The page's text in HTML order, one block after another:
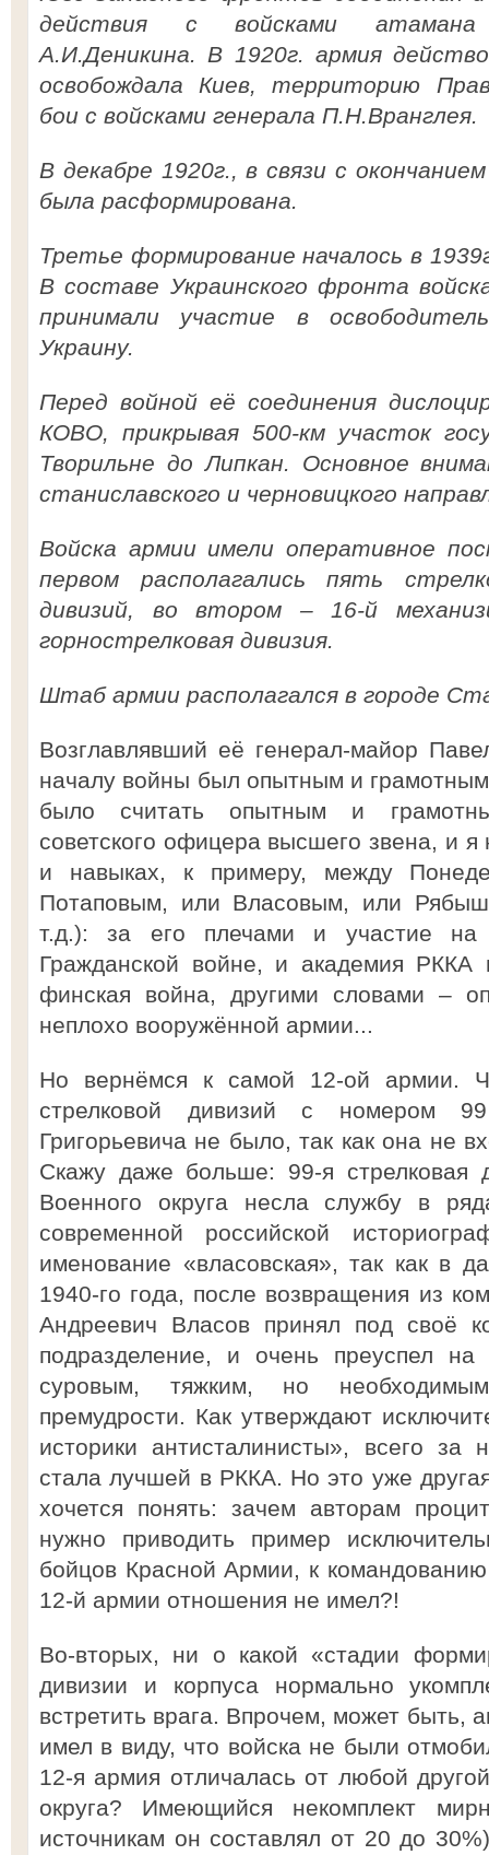
действия с войсками
А.И.Деникина. В 1920г. армия
освобождала Киев, территорию
бои с войсками генерала П.Н.Вранглея.
В декабре 1920г., в связи с
была расформирована.
Третье формирование началось в
В составе Украинского фронта
принимали участие в
Украину.
Перед войной её соединения
КОВО, прикрывая 500-км участок
Творильне до Липкан. Основное
станиславского и черновицкого
Войска армии имели оперативное
первом располагались пять
дивизий, во втором – 16-й
горнострелковая дивизия.
Штаб армии располагался в городе
Возглавлявший её генерал-майор
началу войны был опытным и
было считать опытным и
советского офицера высшего звена, и
и навыках, к примеру, между
Потаповым, или Власовым, или
т.д.): за его плечами и участие на
Гражданской войне, и академия РККА
финская война, другими словами –
неплохо вооружённой армии...
Но вернёмся к самой 12-ой армии.
стрелковой дивизий с номером
Григорьевича не было, так как она не
Скажу даже больше: 99-я стрелковая
Военного округа несла службу в
современной российской
именование «власовская», так как в
1940-го года, после возвращения из
Андреевич Власов принял под своё
подразделение, и очень преуспел
суровым, тяжким, но
премудрости. Как утверждают
историки антисталинисты», всего за
стала лучшей в РККА. Но это уже
хочется понять: зачем авторам
нужно приводить пример
бойцов Красной Армии, к
12-й армии отношения не имел?!
Во-вторых, ни о какой «стадии
дивизии и корпуса нормально
встретить врага. Впрочем, может быть,
имел в виду, что войска не были
12-я армия отличалась от любой
округа? Имеющийся некомплект
источникам он составлял от 20 до